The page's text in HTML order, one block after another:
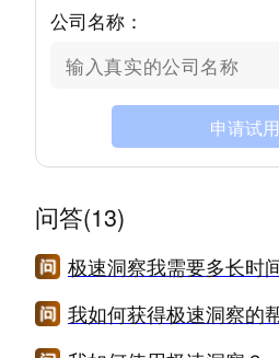
公司名称：
申请试用
问答(13)